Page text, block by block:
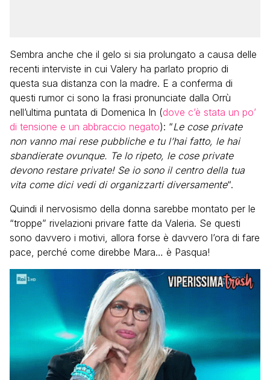
Sembra anche che il gelo si sia prolungato a causa delle
recenti interviste in cui Valery ha parlato proprio di
questa sua distanza con la madre. E a conferma di
questi rumor ci sono la frasi pronunciate dalla Orrù
nell’ultima puntata di Domenica In (dove c’è stata un po’
di tensione e un abbraccio negato): “Le cose private
non vanno mai rese pubbliche e tu l’hai fatto, le hai
sbandierate ovunque. Te lo ripeto, le cose private
devono restare private! Se io sono il centro della tua
vita come dici vedi di organizzarti diversamente“.
Quindi il nervosismo della donna sarebbe montato per le
“troppe” rivelazioni privare fatte da Valeria. Se questi
sono davvero i motivi, allora forse è davvero l’ora di fare
pace, perché come direbbe Mara… è Pasqua!